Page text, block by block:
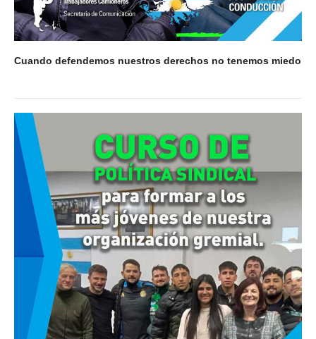
Cuando defendemos nuestros derechos no tenemos miedo